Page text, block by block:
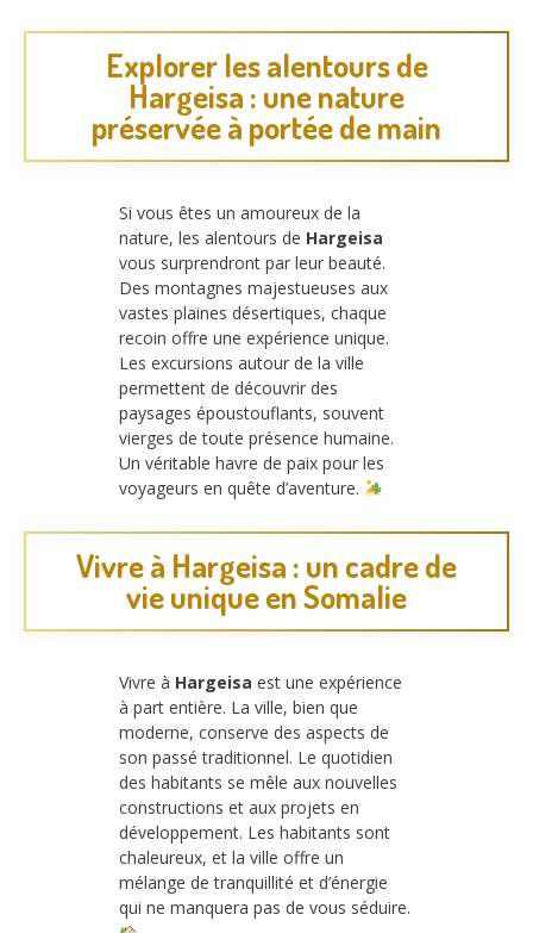
Explorer les alentours de
Hargeisa : une nature
préservée à portée de main
Si vous êtes un amoureux de la
nature, les alentours de Hargeisa
vous surprendront par leur beauté.
Des montagnes majestueuses aux
vastes plaines désertiques, chaque
recoin offre une expérience unique.
Les excursions autour de la ville
permettent de découvrir des
paysages époustouflants, souvent
vierges de toute présence humaine.
Un véritable havre de paix pour les
voyageurs en quête d’aventure.
Vivre à Hargeisa : un cadre de
vie unique en Somalie
Vivre à Hargeisa est une expérience
à part entière. La ville, bien que
moderne, conserve des aspects de
son passé traditionnel. Le quotidien
des habitants se mêle aux nouvelles
constructions et aux projets en
développement. Les habitants sont
chaleureux, et la ville offre un
mélange de tranquillité et d’énergie
qui ne manquera pas de vous séduire.